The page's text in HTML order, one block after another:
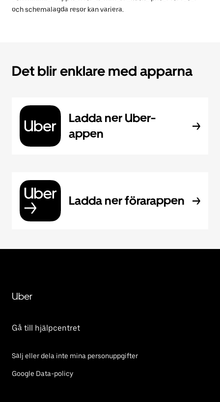
och schemalagda resor kan variera.
Det blir enklare med apparna
Ladda ner Uber-
appen
Ladda ner förarappen
Uber
Gå till hjälpcentret
Sälj eller dela inte mina personuppgifter
Google Data-policy